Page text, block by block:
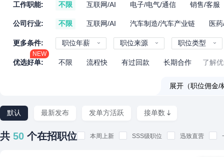
工作职能: 不限 互联网/AI 电子/电气/通信 销售/客服
公司行业: 不限 互联网/AI 汽车制造/汽车产业链 医
更多条件: 职位年薪 职位来源 职位类型
优选好单:
NEW
不限 流程快 有过回款 长期合作 了解
展开（职位佣
默认 最新发布 发单方活跃 接单数
共 50 个在招职位 本周上新 SSS级职位 迅致直营